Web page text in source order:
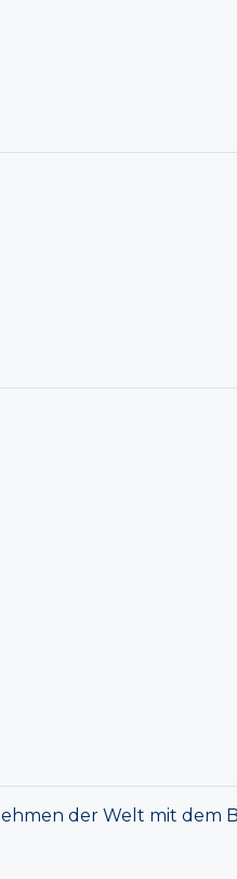
der Welt mit dem